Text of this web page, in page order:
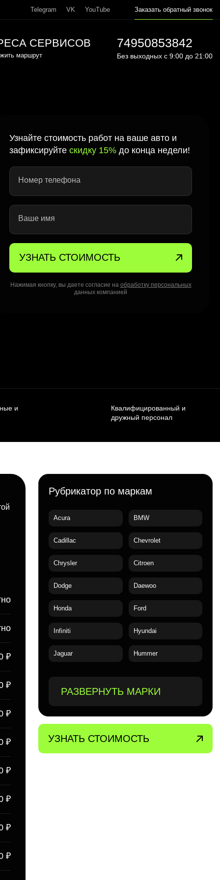
Telegram VK YouTube Заказать обратный звонок
СЕРВИСОВ
маршрут
74950853842
Без выходных с 9:00 до 21:00
Узнайте стоимость работ на ваше авто и
зафиксируйте скидку 15% до конца недели!
Номер телефона
Ваше имя
УЗНАТЬ СТОИМОСТЬ
Нажимая кнопку, вы даете согласие на обработку персональных
данных компанией
и
Квалифицированный и
дружный персонал
₽
₽
₽
₽
₽
₽
₽
₽
Рубрикатор по маркам
Acura BMW
Cadillac Chevrolet
Chrysler Citroen
Dodge Daewoo
Honda Ford
Infiniti Hyundai
Jaguar Hummer
РАЗВЕРНУТЬ МАРКИ
УЗНАТЬ СТОИМОСТЬ